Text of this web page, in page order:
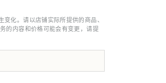
化。请以店铺实际所提供的商品、
的内容和价格可能会有变更，请提